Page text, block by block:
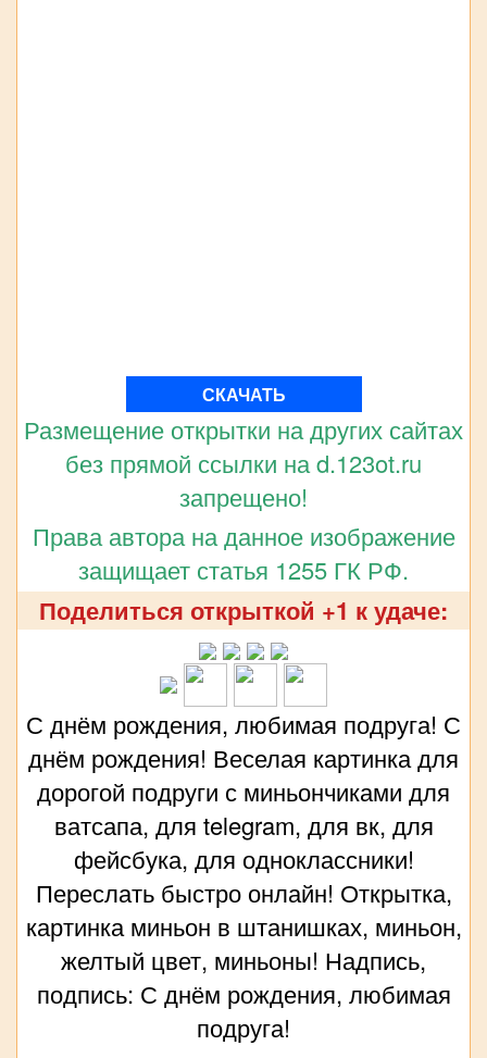
СКАЧАТЬ
Размещение открытки на других сайтах
без прямой ссылки на d.123ot.ru
запрещено!
Права автора на данное изображение
защищает статья 1255 ГК РФ.
Поделиться открыткой +1 к удаче:
С днём рождения, любимая подруга! С
днём рождения! Веселая картинка для
дорогой подруги с миньончиками для
ватсапа, для telegram, для вк, для
фейсбука, для одноклассники!
Переслать быстро онлайн! Открытка,
картинка миньон в штанишках, миньон,
желтый цвет, миньоны! Надпись,
подпись: С днём рождения, любимая
подруга!